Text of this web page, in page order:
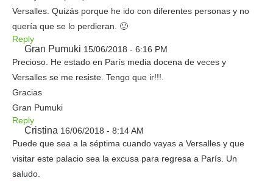
Versalles. Quizás porque he ido con diferentes personas y no
quería que se lo perdieran. 🙂
Reply
Gran Pumuki 15/06/2018 - 6:16 PM
Precioso. He estado en París media docena de veces y
Versalles se me resiste. Tengo que ir!!!.
Gracias
Gran Pumuki
Reply
Cristina 16/06/2018 - 8:14 AM
Puede que sea a la séptima cuando vayas a Versalles y que
visitar este palacio sea la excusa para regresa a París. Un
saludo.